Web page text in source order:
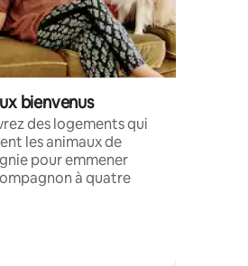
bienvenus
des logements qui
les animaux de
pour emmener
à quatre